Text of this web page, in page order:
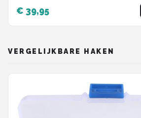
€ 39,95
VERGELIJKBARE HAKEN